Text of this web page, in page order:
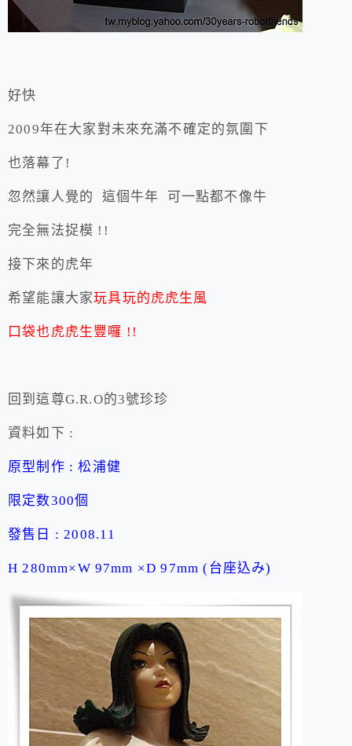
好快
2009年在大家對未來充滿不確定的氛圍下
也落幕了!
忽然讓人覺的 這個牛年 可一點都不像牛
完全無法捉模 !!
接下來的虎年
希望能讓大家玩具玩的虎虎生風
口袋也虎虎生豐囉 !!
回到這尊G.R.O的3號珍珍
資料如下 :
原型制作 : 松浦健
限定数300個
發售日 : 2008.11
H 280mm×W 97mm ×D 97mm (台座込み)